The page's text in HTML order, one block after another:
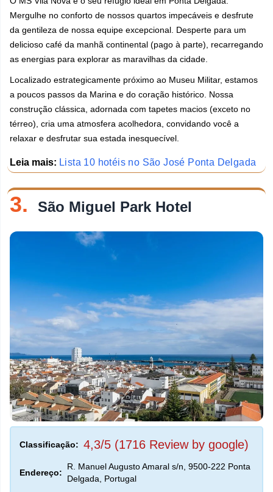
Mergulhe no conforto de nossos quartos impecáveis e desfrute
da gentileza de nossa equipe excepcional. Desperte para um
delicioso café da manhã continental (pago à parte), recarregando
as energias para explorar as maravilhas da cidade.
Localizado estrategicamente próximo ao Museu Militar, estamos
a poucos passos da Marina e do coração histórico. Nossa
construção clássica, adornada com tapetes macios (exceto no
térreo), cria uma atmosfera acolhedora, convidando você a
relaxar e desfrutar sua estada inesquecível.
Leia mais: Lista 10 hotéis no São José Ponta Delgada
3. São Miguel Park Hotel
Classificação: 4,3/5 (1716 Review by google)
Endereço:
R. Manuel Augusto Amaral s/n, 9500-222 Ponta
Delgada, Portugal